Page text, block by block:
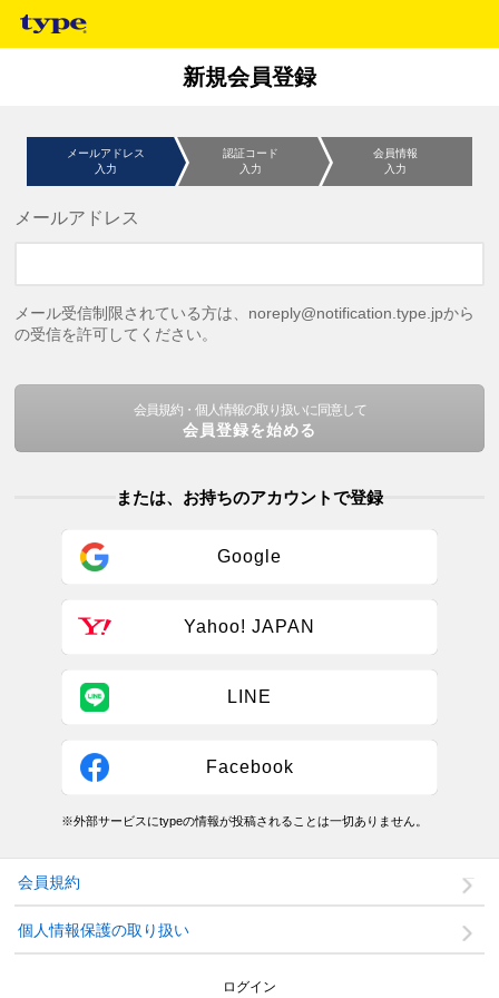
新規会員登録
メールアドレス
入力
認証コード
入力
会員情報
入力
メールアドレス
メール受信制限されている方は、noreply@notification.type.jpから
の受信を許可してください。
会員規約・個人情報の取り扱いに同意して
会員登録を始める
または、お持ちのアカウントで登録
Google
Yahoo! JAPAN
LINE
Facebook
※外部サービスにtypeの情報が投稿されることは一切ありません。
会員規約
個人情報保護の取り扱い
ログイン